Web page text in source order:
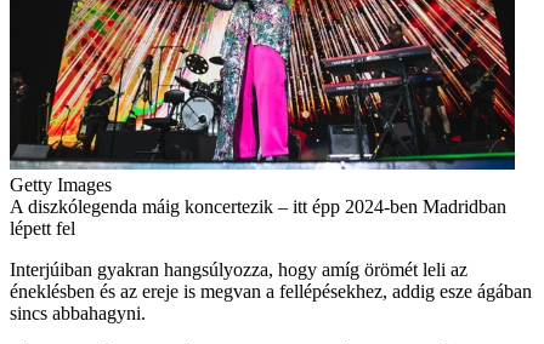
Getty Images
A diszkólegenda máig koncertezik – itt épp 2024-ben Madridban
lépett fel
Interjúiban gyakran hangsúlyozza, hogy amíg örömét leli az
éneklésben és az ereje is megvan a fellépésekhez, addig esze ágában
sincs abbahagyni.